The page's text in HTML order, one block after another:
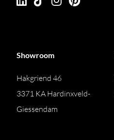
Showroom
Hakgriend 46
3371 KA Hardinxveld-
Giessendam